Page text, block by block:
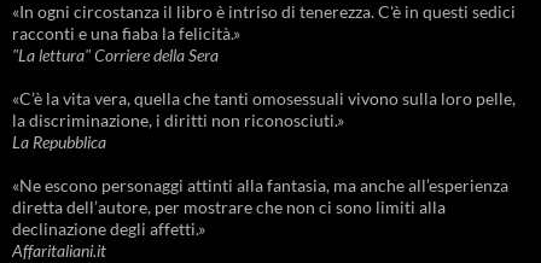
«In ogni circostanza il libro è intriso di tenerezza. C'è in questi sedici
racconti e una fiaba la felicità.»
"La lettura" Corriere della Sera
«C’è la vita vera, quella che tanti omosessuali vivono sulla loro pelle,
la discriminazione, i diritti non riconosciuti.»
La Repubblica
«Ne escono personaggi attinti alla fantasia, ma anche all’esperienza
diretta dell’autore, per mostrare che non ci sono limiti alla
declinazione degli affetti.»
Affaritaliani.it